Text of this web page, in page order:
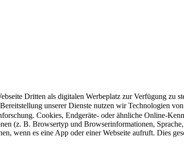
Dritten als digitalen Werbeplatz zur Verfügung zu
unserer Dienste nutzen wir Technologien von
Cookies, Endgeräte- oder ähnliche Online-
(z. B. Browsertyp und Browserinformationen,
wenn es eine App oder einer Webseite aufruft. Dies